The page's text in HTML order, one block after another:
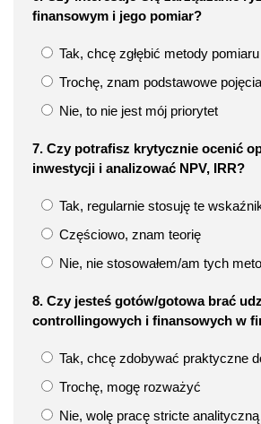
finansowym i jego pomiar?
Tak, chcę zgłębić metody
Trochę, znam podstawowe pojęcia
Nie, to nie jest mój priorytet
7. Czy potrafisz krytycznie ocenić
inwestycji i analizować NPV, IRR?
Tak, regularnie stosuję te
Częściowo, znam teorię
Nie, nie stosowałem/am tych
8. Czy jesteś gotów/gotowa brać
controllingowych i finansowych w
Tak, chcę zdobywać praktyczne
Trochę, mogę rozważyć
Nie, wolę pracę stricte analityczną